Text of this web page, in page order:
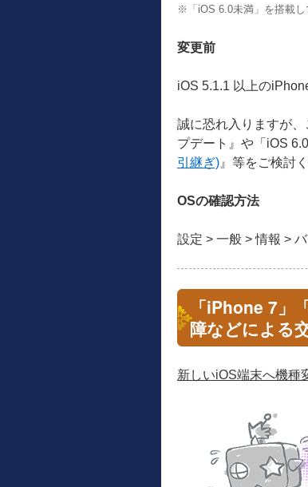
※「iOS 6.0未満」を搭載し
変更前
iOS 5.1.1 以上の
誠に恐れ入りますが
プデート』や「iOS
引継ぎ) 』等をご検討
OSの確認方法
設定 > 一般 > 情報 >
「iPhone 7」
障などによる
新しいiOS端末へ機種